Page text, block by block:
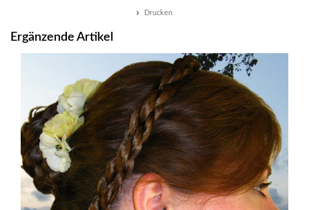
Drucken
Ergänzende Artikel